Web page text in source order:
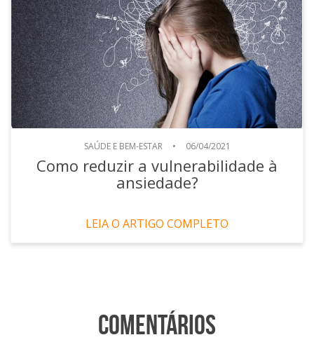
SAÚDE E BEM-ESTAR • 06/04/2021
Como reduzir a vulnerabilidade à
ansiedade?
LEIA O ARTIGO COMPLETO
Comentários